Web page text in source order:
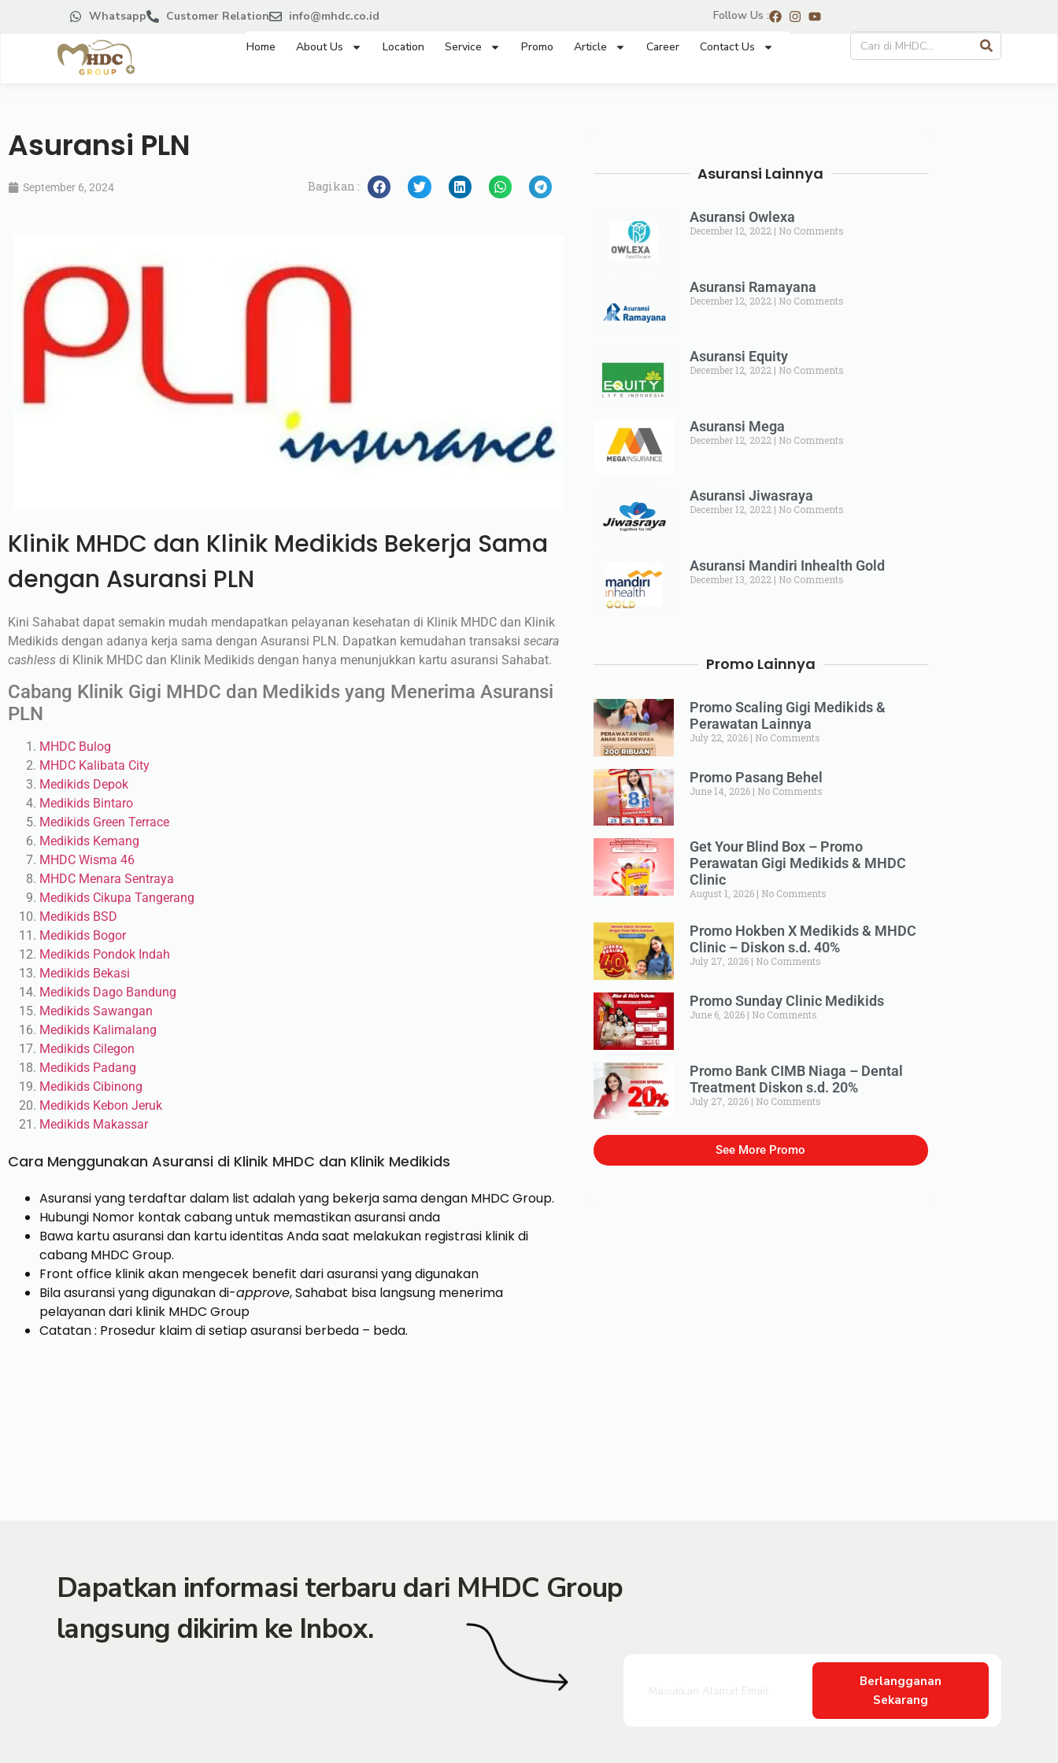
Whatsapp Customer Relation info@mhdc.co.id Follow Us :
Home About Us Location Service Promo Article Career Contact Us
Asuransi PLN
September 6, 2024 Bagikan :
Klinik MHDC dan Klinik Medikids Bekerja Sama
dengan Asuransi PLN
Kini Sahabat dapat semakin mudah mendapatkan pelayanan kesehatan di Klinik MHDC dan Klinik
Medikids dengan adanya kerja sama dengan Asuransi PLN. Dapatkan kemudahan transaksi secara
cashless di Klinik MHDC dan Klinik Medikids dengan hanya menunjukkan kartu asuransi Sahabat.
Cabang Klinik Gigi MHDC dan Medikids yang Menerima Asuransi
PLN
MHDC Bulog
MHDC Kalibata City
Medikids Depok
Medikids Bintaro
Medikids Green Terrace
Medikids Kemang
MHDC Wisma 46
MHDC Menara Sentraya
Medikids Cikupa Tangerang
Medikids BSD
Medikids Bogor
Medikids Pondok Indah
Medikids Bekasi
Medikids Dago Bandung
Medikids Sawangan
Medikids Kalimalang
Medikids Cilegon
Medikids Padang
Medikids Cibinong
Medikids Kebon Jeruk
Medikids Makassar
Cara Menggunakan Asuransi di Klinik MHDC dan Klinik Medikids
Asuransi yang terdaftar dalam list adalah yang bekerja sama dengan MHDC Group.
Hubungi Nomor kontak cabang untuk memastikan asuransi anda
Bawa kartu asuransi dan kartu identitas Anda saat melakukan registrasi klinik di
cabang MHDC Group.
Front office klinik akan mengecek benefit dari asuransi yang digunakan
Bila asuransi yang digunakan di-approve, Sahabat bisa langsung menerima
pelayanan dari klinik MHDC Group
Catatan : Prosedur klaim di setiap asuransi berbeda – beda.
Asuransi Lainnya
Asuransi Owlexa
December 12, 2022 No Comments
Asuransi Ramayana
December 12, 2022 No Comments
Asuransi Equity
December 12, 2022 No Comments
Asuransi Mega
December 12, 2022 No Comments
Asuransi Jiwasraya
December 12, 2022 No Comments
Asuransi Mandiri Inhealth Gold
December 13, 2022 No Comments
Promo Lainnya
Promo Scaling Gigi Medikids &
Perawatan Lainnya
July 22, 2026 No Comments
Promo Pasang Behel
June 14, 2026 No Comments
Get Your Blind Box – Promo
Perawatan Gigi Medikids & MHDC
Clinic
August 1, 2026 No Comments
Promo Hokben X Medikids & MHDC
Clinic – Diskon s.d. 40%
July 27, 2026 No Comments
Promo Sunday Clinic Medikids
June 6, 2026 No Comments
Promo Bank CIMB Niaga – Dental
Treatment Diskon s.d. 20%
July 27, 2026 No Comments
See More Promo
Dapatkan informasi terbaru dari MHDC Group
langsung dikirim ke Inbox.
Berlangganan
Sekarang